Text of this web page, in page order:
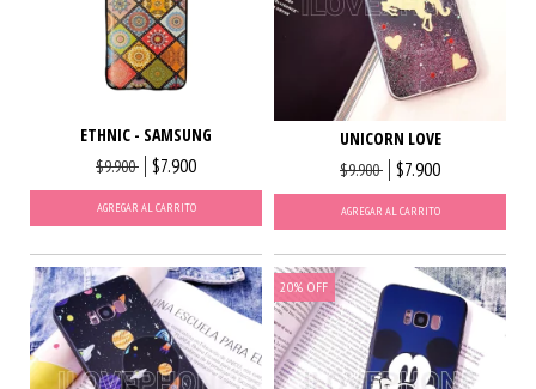
ETHNIC - SAMSUNG
$9.900 $7.900
AGREGAR AL CARRITO
UNICORN LOVE
$9.900 $7.900
AGREGAR AL CARRITO
20% OFF